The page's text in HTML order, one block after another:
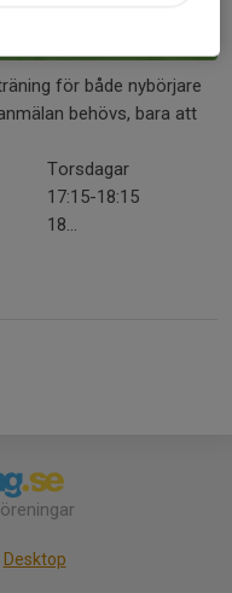
för både nybörjare
behövs, bara att
Torsdagar
17:15-18:15
18...
Desktop